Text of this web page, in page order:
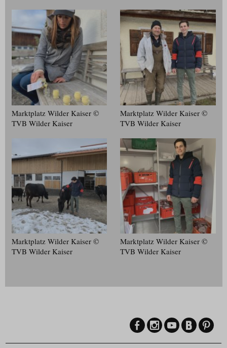
Marktplatz Wilder Kaiser ©
TVB Wilder Kaiser
Marktplatz Wilder Kaiser ©
TVB Wilder Kaiser
Marktplatz Wilder Kaiser ©
TVB Wilder Kaiser
Marktplatz Wilder Kaiser ©
TVB Wilder Kaiser